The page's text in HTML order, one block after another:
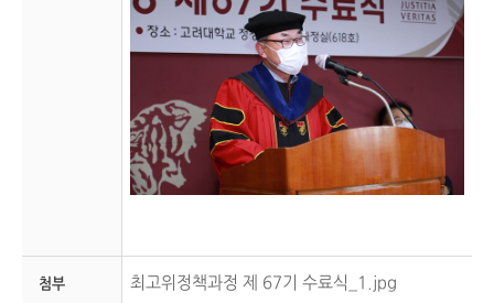
첨부 최고위정책과정 제 67기 수료식_1.jpg